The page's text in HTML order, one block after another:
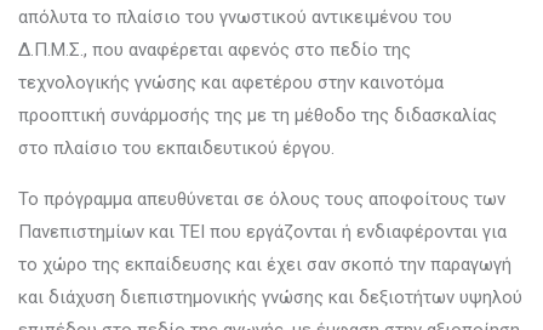
απόλυτα το πλαίσιο του γνωστικού αντικειμένου του
Δ.Π.Μ.Σ., που αναφέρεται αφενός στο πεδίο της
τεχνολογικής γνώσης και αφετέρου στην καινοτόμα
προοπτική συνάρμοσής της με τη μέθοδο της διδασκαλίας
στο πλαίσιο του εκπαιδευτικού έργου.
Το πρόγραμμα απευθύνεται σε όλους τους αποφοίτους των
Πανεπιστημίων και ΤΕΙ που εργάζονται ή ενδιαφέρονται για
το χώρο της εκπαίδευσης και έχει σαν σκοπό την παραγωγή
και διάχυση διεπιστημονικής γνώσης και δεξιοτήτων υψηλού